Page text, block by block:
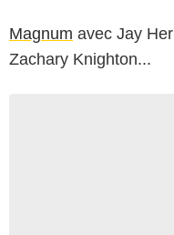
Magnum avec Jay
Zachary Knighton...